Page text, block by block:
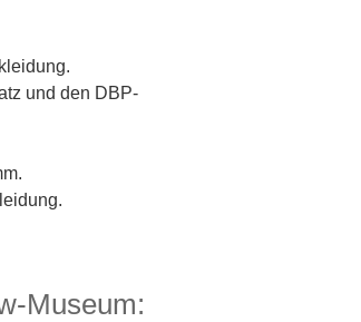
und den DBP-
Museum: